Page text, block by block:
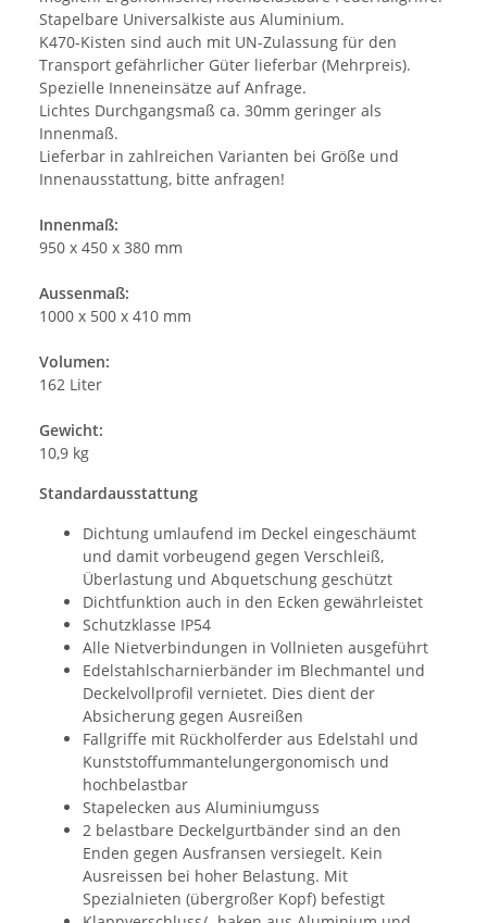
Stapelbare Universalkiste aus Aluminium.
K470-Kisten sind auch mit UN-Zulassung für den
Transport gefährlicher Güter lieferbar (Mehrpreis).
Spezielle Inneneinsätze auf Anfrage.
Lichtes Durchgangsmaß ca. 30mm geringer als
Innenmaß.
Lieferbar in zahlreichen Varianten bei Größe und
Innenausstattung, bitte anfragen!
Innenmaß:
950 x 450 x 380 mm
Aussenmaß:
1000 x 500 x 410 mm
Volumen:
162 Liter
Gewicht:
10,9 kg
Standardausstattung
Dichtung umlaufend im Deckel eingeschäumt
und damit vorbeugend gegen Verschleiß,
Überlastung und Abquetschung geschützt
Dichtfunktion auch in den Ecken gewährleistet
Schutzklasse IP54
Alle Nietverbindungen in Vollnieten ausgeführt
Edelstahlscharnierbänder im Blechmantel und
Deckelvollprofil vernietet. Dies dient der
Absicherung gegen Ausreißen
Fallgriffe mit Rückholferder aus Edelstahl und
Kunststoffummantelungergonomisch und
hochbelastbar
Stapelecken aus Aluminiumguss
2 belastbare Deckelgurtbänder sind an den
Enden gegen Ausfransen versiegelt. Kein
Ausreissen bei hoher Belastung. Mit
Spezialnieten (übergroßer Kopf) befestigt